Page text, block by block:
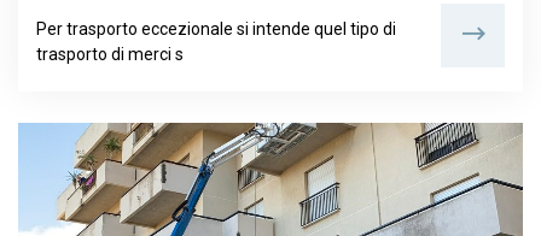
Per trasporto eccezionale si intende quel tipo di
trasporto di merci s